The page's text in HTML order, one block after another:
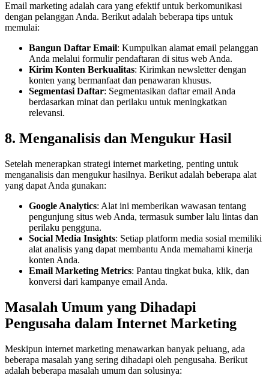
Email marketing adalah cara yang efektif untuk berkomunikasi
dengan pelanggan Anda. Berikut adalah beberapa tips untuk
memulai:
Bangun Daftar Email: Kumpulkan alamat email pelanggan
Anda melalui formulir pendaftaran di situs web Anda.
Kirim Konten Berkualitas: Kirimkan newsletter dengan
konten yang bermanfaat dan penawaran khusus.
Segmentasi Daftar: Segmentasikan daftar email Anda
berdasarkan minat dan perilaku untuk meningkatkan
relevansi.
8. Menganalisis dan Mengukur Hasil
Setelah menerapkan strategi internet marketing, penting untuk
menganalisis dan mengukur hasilnya. Berikut adalah beberapa alat
yang dapat Anda gunakan:
Google Analytics: Alat ini memberikan wawasan tentang
pengunjung situs web Anda, termasuk sumber lalu lintas dan
perilaku pengguna.
Social Media Insights: Setiap platform media sosial memiliki
alat analisis yang dapat membantu Anda memahami kinerja
konten Anda.
Email Marketing Metrics: Pantau tingkat buka, klik, dan
konversi dari kampanye email Anda.
Masalah Umum yang Dihadapi
Pengusaha dalam Internet Marketing
Meskipun internet marketing menawarkan banyak peluang, ada
beberapa masalah yang sering dihadapi oleh pengusaha. Berikut
adalah beberapa masalah umum dan solusinya: